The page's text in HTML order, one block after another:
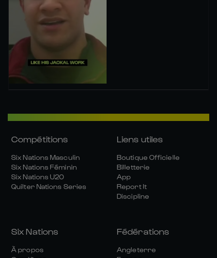
Compétitions
Six Nations Masculin
Six Nations Féminin
Six Nations U20
Quilter Nations Series
Liens utiles
Boutique Officielle
Billetterie
App
Report It
Discipline
Six Nations
À propos
Fédérations
Angleterre